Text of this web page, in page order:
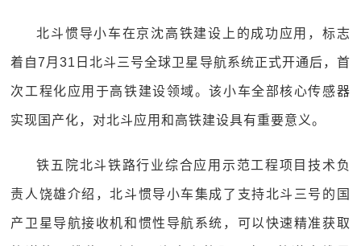
北斗惯导小车在京沈高铁建设上的成功应用，标志
着自7月31日北斗三号全球卫星导航系统正式开通后，首
次工程化应用于高铁建设领域。该小车全部核心传感器
实现国产化，对北斗应用和高铁建设具有重要意义。
铁五院北斗铁路行业综合应用示范工程项目技术负
责人饶雄介绍，北斗惯导小车集成了支持北斗三号的国
产卫星导航接收机和惯性导航系统，可以快速精准获取